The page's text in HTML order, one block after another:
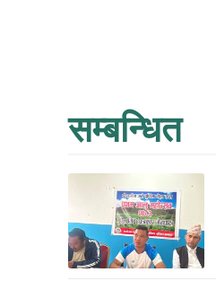
सम्बन्धित